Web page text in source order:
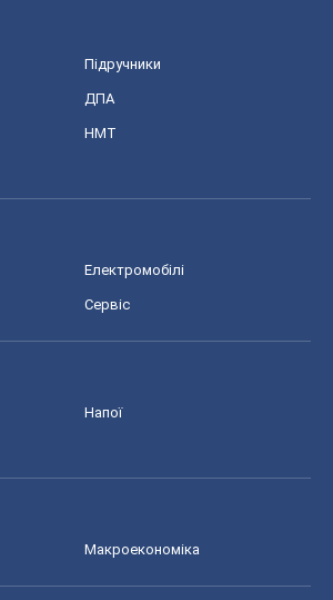
Підручники
ДПА
НМТ
Електромобілі
Сервіс
Напої
Макроекономіка